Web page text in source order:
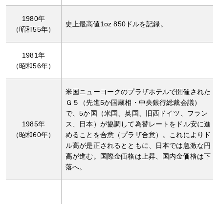
1980年
（昭和55年）
史上最高値1oz 850ドルを記録。
1981年
（昭和56年）
1985年
（昭和60年）
米国ニューヨークのプラザホテルで開催された
Ｇ５（先進5か国蔵相・中央銀行総裁会議）
で、5か国（米国、英国、旧西ドイツ、フラン
ス、日本）が協調して為替レートをドル安に進
めることを合意（プラザ合意）。これによりド
ル高が是正されるとともに、日本では急激な円
高が進む。国際金価格は上昇、国内金価格は下
落へ。